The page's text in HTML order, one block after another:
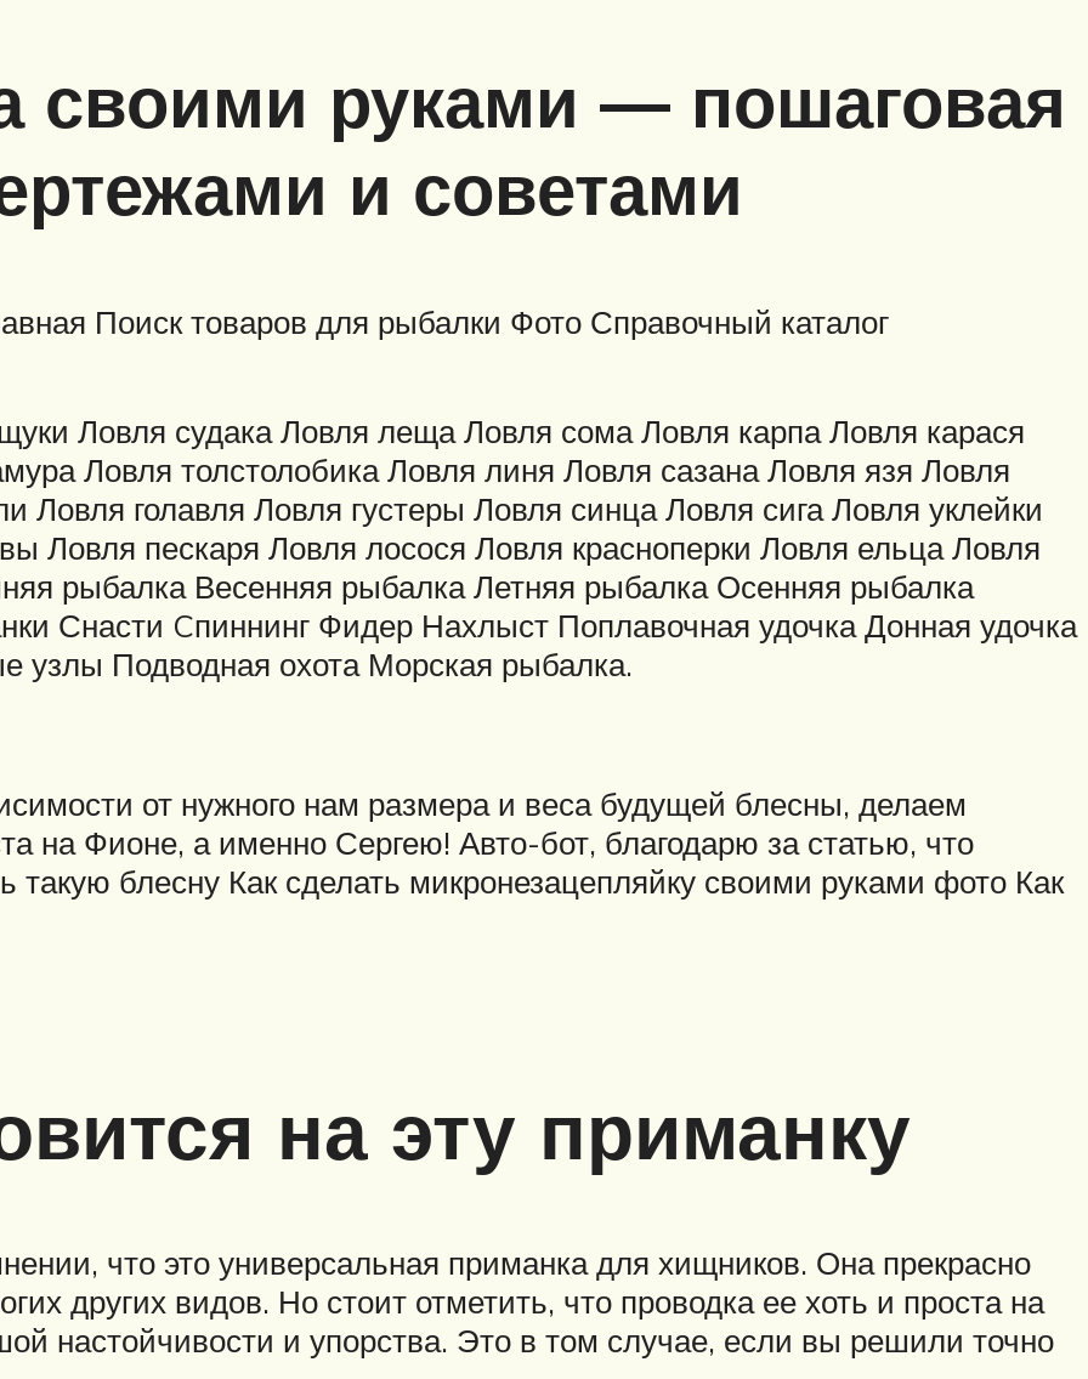
своими руками — пошаговая
и советами
Поиск товаров для рыбалки Фото Справочный каталог
Ловля судака Ловля леща Ловля сома Ловля карпа Ловля карася
Ловля толстолобика Ловля линя Ловля сазана Ловля язя Ловля
Ловля голавля Ловля густеры Ловля синца Ловля сига Ловля уклейки
Ловля пескаря Ловля лосося Ловля красноперки Ловля ельца Ловля
рыбалка Весенняя рыбалка Летняя рыбалка Осенняя рыбалка
Снасти Cпиннинг Фидер Нахлыст Поплавочная удочка Донная удочка
Подводная охота Морская рыбалка.
от нужного нам размера и веса будущей блесны, делаем
на Фионе, а именно Сергею! Авто-бот, благодарю за статью, что
такую блесну Как сделать микронезацепляйку своими руками фото Как
на эту приманку
что это универсальная приманка для хищников. Она прекрасно
других видов. Но стоит отметить, что проводка ее хоть и проста на
настойчивости и упорства. Это в том случае, если вы решили точно